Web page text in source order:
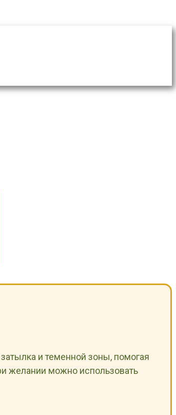
и теменной зоны, помогая
желании можно использовать